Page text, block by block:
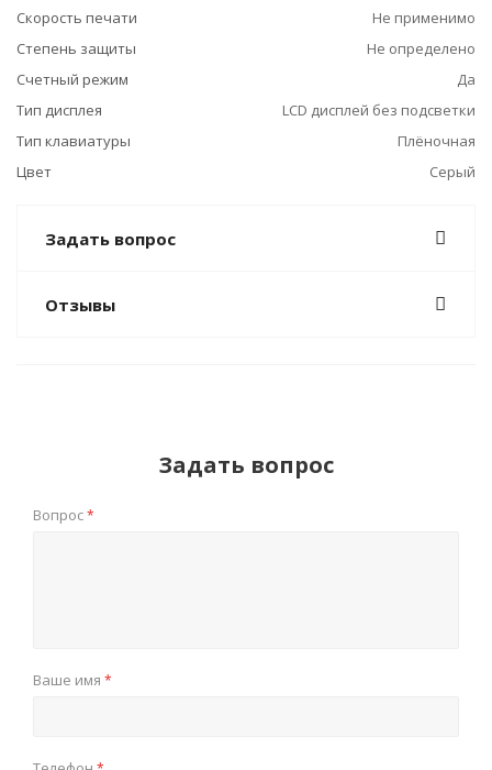
Скорость печати
Не применимо
Степень защиты
Не определено
Счетный режим
Да
Тип дисплея
LCD дисплей без подсветки
Тип клавиатуры
Плёночная
Цвет
Серый
Задать вопрос
Отзывы
Задать вопрос
Вопрос*
Ваше имя *